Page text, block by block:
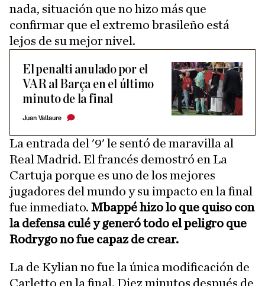
nada, situación que no hizo más que
confirmar que el extremo brasileño está
lejos de su mejor nivel.
El penalti anulado por el
VAR al Barça en el último
minuto de la final
Juan Vallaure
La entrada del '9' le sentó de maravilla al
Real Madrid. El francés demostró en La
Cartuja porque es uno de los mejores
jugadores del mundo y su impacto en la final
fue inmediato. Mbappé hizo lo que quiso con
la defensa culé y generó todo el peligro que
Rodrygo no fue capaz de crear.
La de Kylian no fue la única modificación de
Carletto en la final. Diez minutos después de